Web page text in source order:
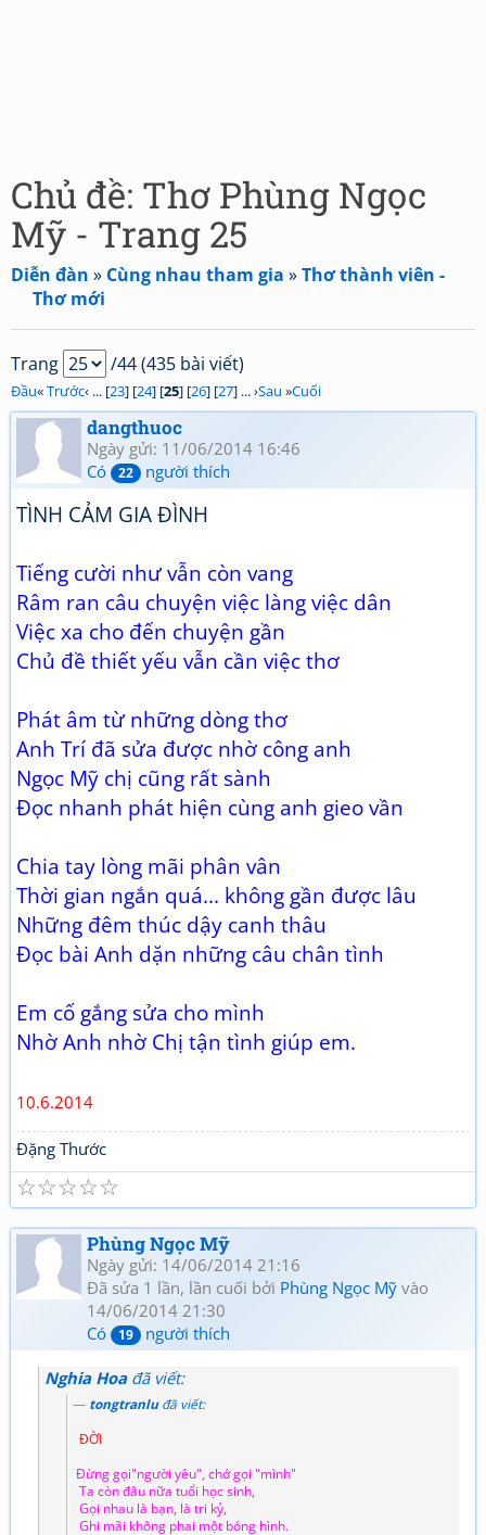
Chủ đề: Thơ Phùng Ngọc
Mỹ - Trang 25
Diễn đàn » Cùng nhau tham gia »Thơ thành viên -
Thơ mới
Trang /44 (435 bài viết)
Đầu«Trước‹ ... [23] [24] [25] [26] [27] ... ›Sau »Cuối
dangthuoc
Ngày gửi: 11/06/2014 16:46
Có
22 người thích
TÌNH CẢM GIA ĐÌNH
Tiếng cười như vẫn còn vang
Râm ran câu chuyện việc làng việc dân
Việc xa cho đến chuyện gần
Chủ đề thiết yếu vẫn cần việc thơ
Phát âm từ những dòng thơ
Anh Trí đã sửa được nhờ công anh
Ngọc Mỹ chị cũng rất sành
Đọc nhanh phát hiện cùng anh gieo vần
Chia tay lòng mãi phân vân
Thời gian ngắn quá... không gần được lâu
Những đêm thúc dậy canh thâu
Đọc bài Anh dặn những câu chân tình
Em cố gắng sửa cho mình
Nhờ Anh nhờ Chị tận tình giúp em.
10.6.2014
Đặng Thước
☆
☆
☆
☆
☆
Phùng Ngọc Mỹ
Ngày gửi: 14/06/2014 21:16
Đã sửa 1 lần, lần cuối bởi Phùng Ngọc Mỹ vào
14/06/2014 21:30
Có
19 người thích
Nghia Hoađã viết:
tongtranluđã viết:
ĐỜI
Đừng gọi"người yêu", chớ gọi "mình"
Ta còn đâu nữa tuổi học sinh,
Gọi nhau là bạn, là tri kỷ,
Ghi mãi không phai một bóng hình.